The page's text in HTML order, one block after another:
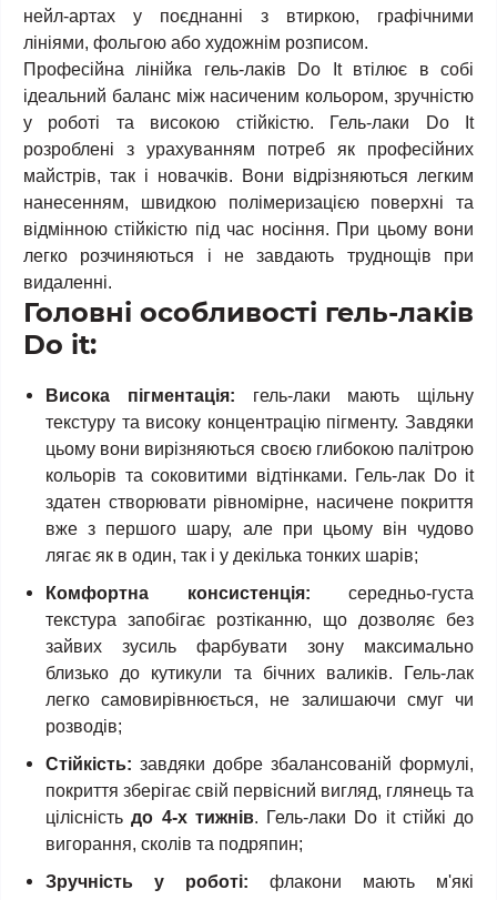
нейл-артах у поєднанні з втиркою, графічними
лініями, фольгою або художнім розписом.
Професійна лінійка гель-лаків Do It втілює в собі
ідеальний баланс між насиченим кольором, зручністю
у роботі та високою стійкістю. Гель-лаки Do It
розроблені з урахуванням потреб як професійних
майстрів, так і новачків. Вони відрізняються легким
нанесенням, швидкою полімеризацією поверхні та
відмінною стійкістю під час носіння. При цьому вони
легко розчиняються і не завдають труднощів при
видаленні.
Головні особливості гель-лаків
Do it:
Висока пігментація: гель-лаки мають щільну
текстуру та високу концентрацію пігменту. Завдяки
цьому вони вирізняються своєю глибокою палітрою
кольорів та соковитими відтінками. Гель-лак Do it
здатен створювати рівномірне, насичене покриття
вже з першого шару, але при цьому він чудово
лягає як в один, так і у декілька тонких шарів;
Комфортна консистенція: середньо-густа
текстура запобігає розтіканню, що дозволяє без
зайвих зусиль фарбувати зону максимально
близько до кутикули та бічних валиків. Гель-лак
легко самовирівнюється, не залишаючи смуг чи
розводів;
Стійкість: завдяки добре збалансованій формулі,
покриття зберігає свій первісний вигляд, глянець та
цілісністьдо 4-х тижнів. Гель-лаки Do it стійкі до
вигорання, сколів та подряпин;
Зручність у роботі: флакони мають м'які